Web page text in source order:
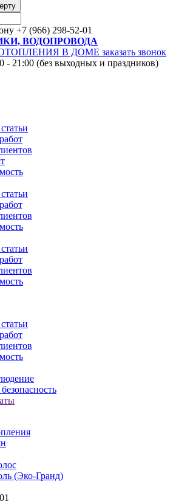
+7 (966) 298-52-01
ВОДОПРОВОДА
В ДОМЕ заказать звонок
- 21:00 (без выходных и праздников)
(Эко-Гранд)